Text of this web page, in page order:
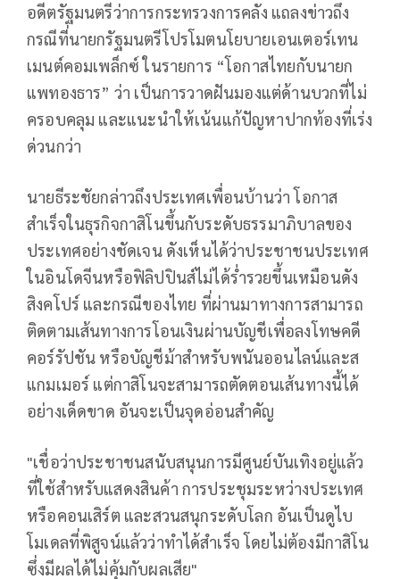
อดีตรัฐมนตรีว่าการกระทรวงการคลัง แถลงข่าวถึง
กรณีที่นายกรัฐมนตรีโปรโมตนโยบายเอนเตอร์เทน
เมนต์คอมเพล็กซ์ ในรายการ “โอกาสไทยกับนายก
แพทองธาร” ว่า เป็นการวาดฝันมองแต่ด้านบวกที่ไม่
ครอบคลุม และแนะนำให้เน้นแก้ปัญหาปากท้องที่เร่ง
ด่วนกว่า
นายธีระชัยกล่าวถึงประเทศเพื่อนบ้านว่า โอกาส
สำเร็จในธุรกิจกาสิโนขึ้นกับระดับธรรมาภิบาลของ
ประเทศอย่างชัดเจน ดังเห็นได้ว่าประชาชนประเทศ
ในอินโดจีนหรือฟิลิปปินส์ไม่ได้ร่ำรวยขึ้นเหมือนดัง
สิงคโปร์ และกรณีของไทย ที่ผ่านมาทางการสามารถ
ติดตามเส้นทางการโอนเงินผ่านบัญชีเพื่อลงโทษคดี
คอร์รัปชัน หรือบัญชีม้าสำหรับพนันออนไลน์และส
แกมเมอร์ แต่กาสิโนจะสามารถตัดตอนเส้นทางนี้ได้
อย่างเด็ดขาด อันจะเป็นจุดอ่อนสำคัญ
"เชื่อว่าประชาชนสนับสนุนการมีศูนย์บันเทิงอยู่แล้ว
ที่ใช้สำหรับแสดงสินค้า การประชุมระหว่างประเทศ
หรือคอนเสิร์ต และสวนสนุกระดับโลก อันเป็นดูไบ
โมเดลที่พิสูจน์แล้วว่าทำได้สำเร็จ โดยไม่ต้องมีกาสิโน
ซึ่งมีผลได้ไม่คุ้มกับผลเสีย"